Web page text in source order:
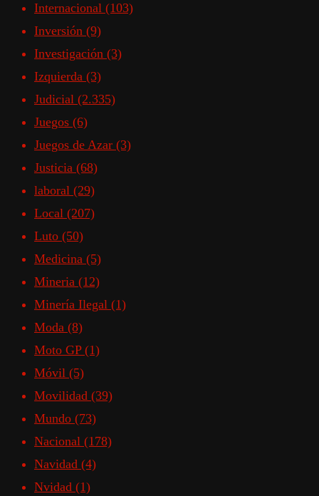
Internacional (103)
Inversión (9)
Investigación (3)
Izquierda (3)
Judicial (2.335)
Juegos (6)
Juegos de Azar (3)
Justicia (68)
laboral (29)
Local (207)
Luto (50)
Medicina (5)
Mineria (12)
Minería Ilegal (1)
Moda (8)
Moto GP (1)
Móvil (5)
Movilidad (39)
Mundo (73)
Nacional (178)
Navidad (4)
Nvidad (1)